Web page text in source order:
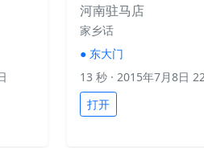
河南驻马店
家乡话
● 东大门
13 秒 · 2015年7月8日
打开